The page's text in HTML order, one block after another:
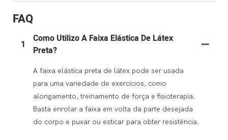
FAQ
1
Como Utilizo A Faixa Elástica De Látex
Preta?
A faixa elástica preta de látex pode ser usada
para uma variedade de exercícios, como
alongamento, treinamento de força e fisioterapia.
Basta enrolar a faixa em volta da parte desejada
do corpo e puxar ou esticar para obter resistência.